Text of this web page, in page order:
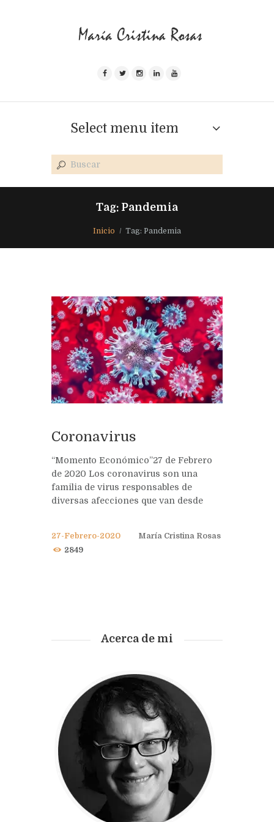
Select menu item
Tag: Pandemia
Inicio Tag: Pandemia
Coronavirus
“Momento Económico”27 de Febrero
de 2020 Los coronavirus son una
familia de virus responsables de
diversas afecciones que van desde
27-Febrero-2020
María Cristina Rosas
2849
Acerca de mi